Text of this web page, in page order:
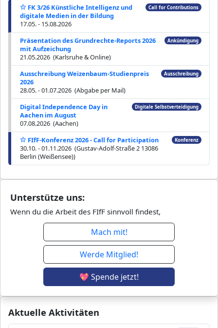
FK 3/26 Künstliche Intelligenz und
digitale Medien in der Bildung
17.05. - 15.08.2026
Call for Contributions
Präsentation des Grundrechte-Reports 2026
mit Aufzeichung
21.05.2026 (Karlsruhe & Online)
Ankündigung
Ausschreibung Weizenbaum-Studienpreis
2026
28.05. - 01.07.2026 (Abgabe per Mail)
Ausschreibung
Digital Independence Day in
Aachen im August
07.08.2026 (Aachen)
Digitale Selbstverteidigung
FIfF-Konferenz 2026 - Call for Participation
30.10. - 01.11.2026 (Gustav-Adolf-Straße 2 13086
Berlin (Weißensee))
Konferenz
Aktuelle Aktivitäten
Unterstütze uns:
Wenn du die Arbeit des FIfF sinnvoll findest,
Mach mit!
Werde Mitglied!
💖 Spende jetzt!